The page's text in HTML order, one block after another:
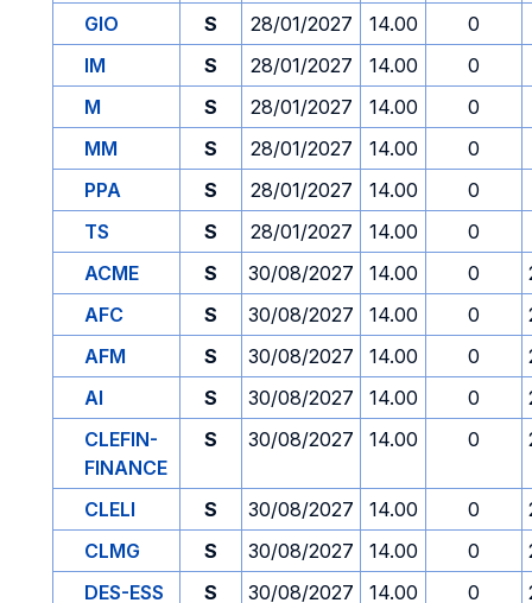
GIO
S 28/01/2027 14.00 0
IM
S 28/01/2027 14.00 0
M
S 28/01/2027 14.00 0
MM
S 28/01/2027 14.00 0
PPA
S 28/01/2027 14.00 0
TS
S 28/01/2027 14.00 0
ACME
S 30/08/2027 14.00 0
AFC
S 30/08/2027 14.00 0
AFM
S 30/08/2027 14.00 0
AI
S 30/08/2027 14.00 0
CLEFIN-
FINANCE
S 30/08/2027 14.00 0
CLELI S 30/08/2027 14.00 0
CLMG
S 30/08/2027 14.00 0
DES-ESS
S 30/08/2027 14.00 0